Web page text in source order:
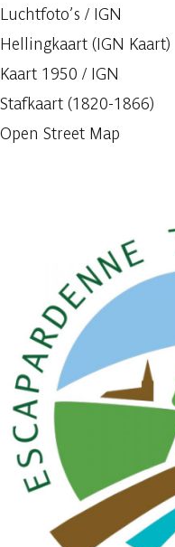
Luchtfoto’s / IGN
Hellingkaart (IGN Kaart)
Kaart 1950 / IGN
Stafkaart (1820-1866)
Open Street Map